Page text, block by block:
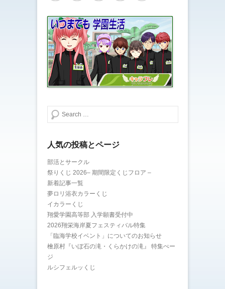
検索する
人気の投稿とページ
部活とサークル
祭りくじ 2026– 期間限定くじフロア –
新着記事一覧
夢ロリ浴衣カラーくじ
イカラーくじ
翔愛学園高等部 入学願書受付中
2026翔栄海岸夏フェスティバル特集
「臨海学校イベント」についてのお知らせ
檜原村『いぼ石の滝・くらかけの滝』 特集ぺー
ジ
ルシフェルッくじ